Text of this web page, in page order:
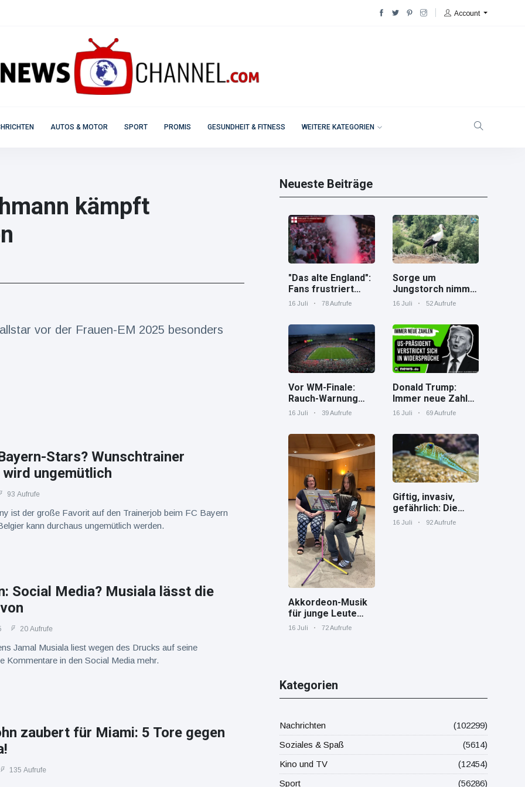
Account
AUTOS & MOTOR SPORT PROMIS GESUNDHEIT & FITNESS WEITERE KATEGORIEN
kämpft
vor der Frauen-EM 2025 besonders
Stars? Wunschtrainer
wird ungemütlich
93 Aufrufe
ist der große Favorit auf den Trainerjob beim FC Bayern
kann durchaus ungemütlich werden.
Social Media? Musiala lässt die
20 Aufrufe
Jamal Musiala liest wegen des Drucks auf seine
Kommentare in den Social Media mehr.
zaubert für Miami: 5 Tore gegen
135 Aufrufe
Neueste Beiträge
"Das alte England":
Fans frustriert
nach WM-Aus
16 Juli 78 Aufrufe
Sorge um
Jungstorch nimmt
glückliche
16 Juli 52 Aufrufe
Vor WM-Finale:
Rauch-Warnung
und Hitze in New
16 Juli 39 Aufrufe
Donald Trump:
Immer neue Zahlen
– US-Präsident
Widersprüche
16 Juli 69 Aufrufe
Akkordeon-Musik
für junge Leute
Jana von den
wie "jung" das
Instrument sein
kann.
16 Juli 72 Aufrufe
Giftig, invasiv,
gefährlich: Die
Spaßverderber im
16 Juli 92 Aufrufe
Kategorien
Nachrichten
(102299)
Soziales & Spaß
(5614)
Kino und TV
(12454)
Sport
(56286)